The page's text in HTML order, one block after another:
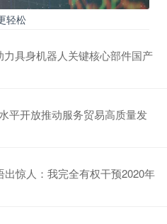
轻松
具身机器人关键核心部件国产
平开放推动服务贸易高质量发
出惊人：我完全有权干预2020年